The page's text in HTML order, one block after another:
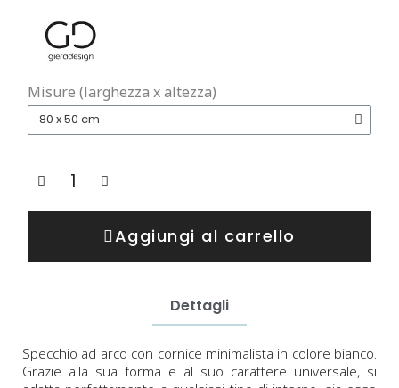
Misure (larghezza x altezza)
Aggiungi al carrello
Dettagli
Specchio ad arco con cornice minimalista in colore bianco.
Grazie alla sua forma e al suo carattere universale, si